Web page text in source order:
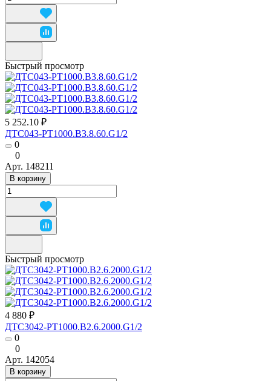
Быстрый просмотр
5 252.10 ₽
ДТС043-РТ1000.В3.8.60.G1/2
0
0
Арт. 148211
В корзину
Быстрый просмотр
4 880 ₽
ДТС3042-РТ1000.В2.6.2000.G1/2
0
0
Арт. 142054
В корзину